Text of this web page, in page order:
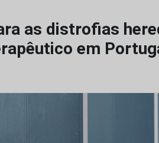
as distrofias
em